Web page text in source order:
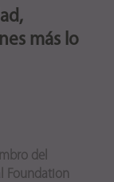
más lo
del
Foundation